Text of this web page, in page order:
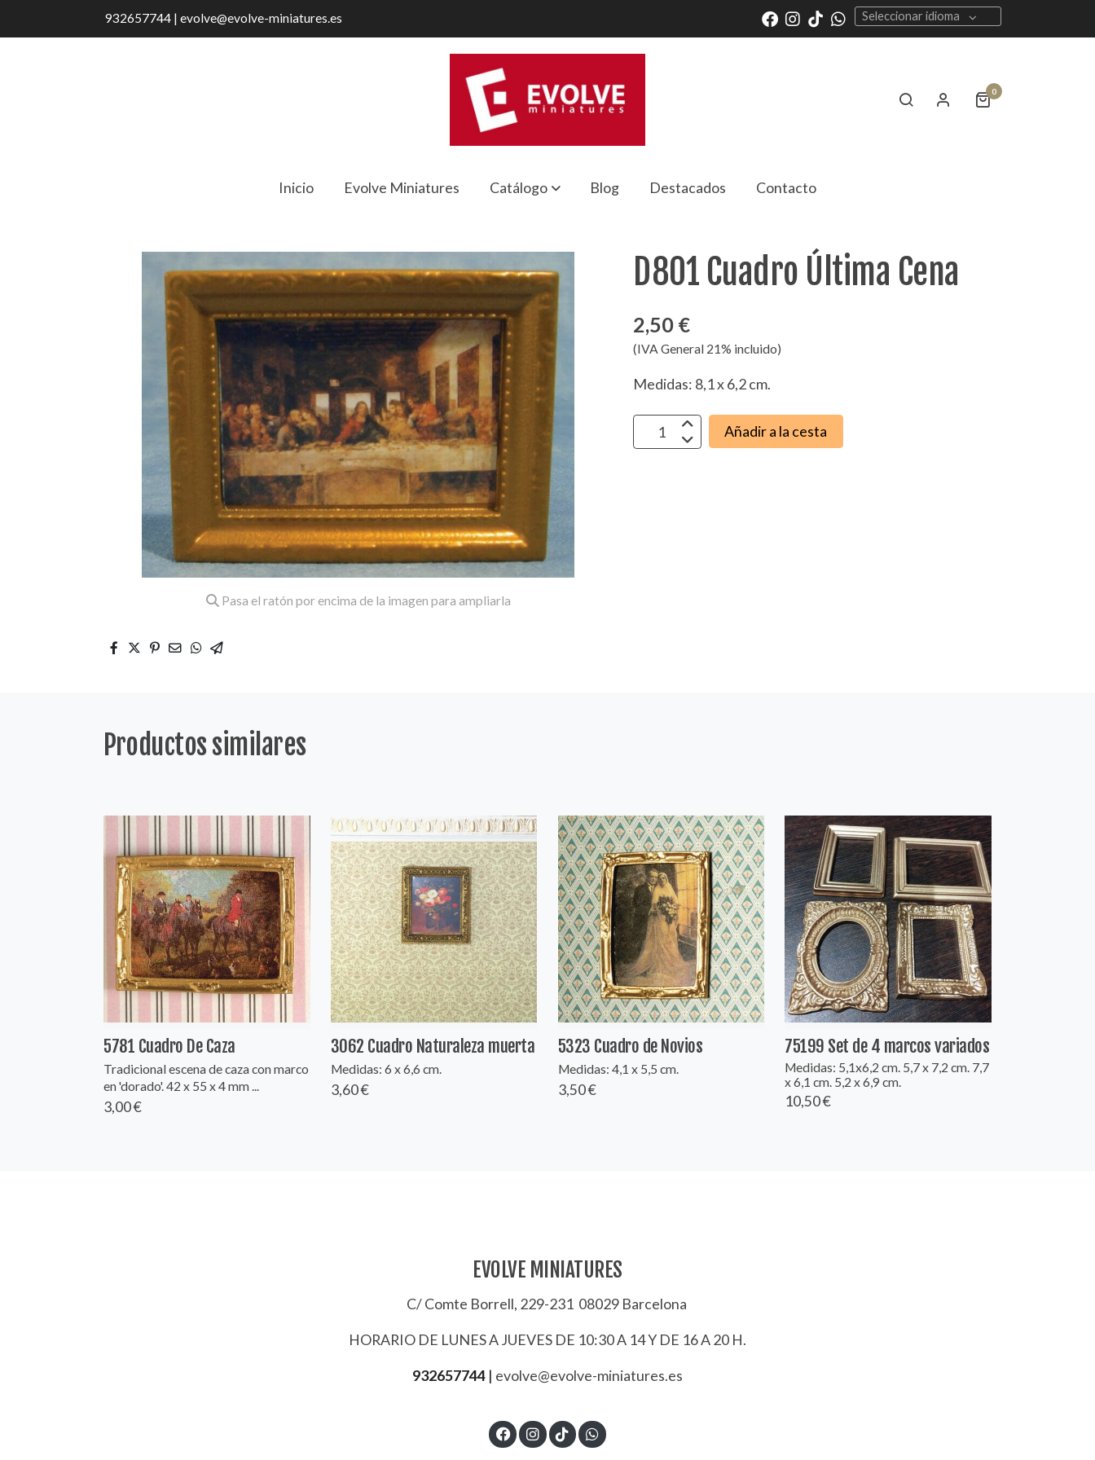
932657744 | evolve@evolve-miniatures.es Seleccionar idioma
0
Inicio Evolve Miniatures Catálogo Blog Destacados Contacto
Pasa el ratón por encima de la imagen para ampliarla
D801 Cuadro Última Cena
2,50 €
(IVA General 21% incluido)
Medidas: 8,1 x 6,2 cm.
Añadir a la cesta
Productos similares
5781 Cuadro De Caza
Tradicional escena de caza con marco
en 'dorado'. 42 x 55 x 4 mm ...
3,00 €
3062 Cuadro Naturaleza muerta
Medidas: 6 x 6,6 cm.
3,60 €
5323 Cuadro de Novios
Medidas: 4,1 x 5,5 cm.
3,50 €
75199 Set de 4 marcos variados
Medidas: 5,1x6,2 cm. 5,7 x 7,2 cm. 7,7
x 6,1 cm. 5,2 x 6,9 cm.
10,50 €
EVOLVE MINIATURES
C/ Comte Borrell, 229-231 08029 Barcelona
HORARIO DE LUNES A JUEVES DE 10:30 A 14 Y DE 16 A 20 H.
932657744 | evolve@evolve-miniatures.es